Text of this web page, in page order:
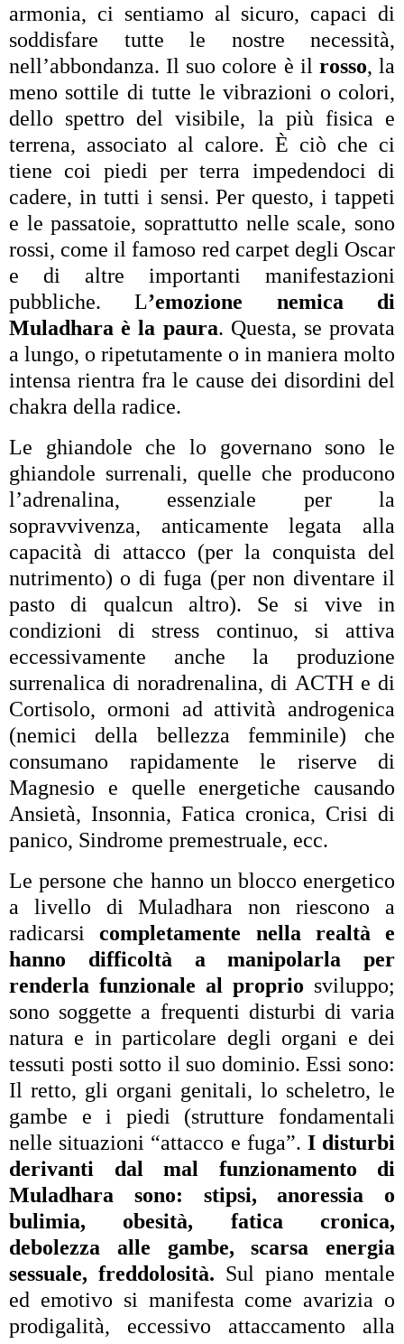
armonia, ci sentiamo al sicuro, capaci di
soddisfare tutte le nostre necessità,
nell’abbondanza. Il suo colore è il rosso, la
meno sottile di tutte le vibrazioni o colori,
dello spettro del visibile, la più fisica e
terrena, associato al calore. È ciò che ci
tiene coi piedi per terra impedendoci di
cadere, in tutti i sensi. Per questo, i tappeti
e le passatoie, soprattutto nelle scale, sono
rossi, come il famoso red carpet degli Oscar
e di altre importanti manifestazioni
pubbliche. L’emozione nemica di
Muladhara è la paura. Questa, se provata
a lungo, o ripetutamente o in maniera molto
intensa rientra fra le cause dei disordini del
chakra della radice.
Le ghiandole che lo governano sono le
ghiandole surrenali, quelle che producono
l’adrenalina, essenziale per la
sopravvivenza, anticamente legata alla
capacità di attacco (per la conquista del
nutrimento) o di fuga (per non diventare il
pasto di qualcun altro). Se si vive in
condizioni di stress continuo, si attiva
eccessivamente anche la produzione
surrenalica di noradrenalina, di ACTH e di
Cortisolo, ormoni ad attività androgenica
(nemici della bellezza femminile) che
consumano rapidamente le riserve di
Magnesio e quelle energetiche causando
Ansietà, Insonnia, Fatica cronica, Crisi di
panico, Sindrome premestruale, ecc.
Le persone che hanno un blocco energetico
a livello di Muladhara non riescono a
radicarsicompletamente nella realtà e
hanno difficoltà a manipolarla per
renderla funzionale al proprio sviluppo;
sono soggette a frequenti disturbi di varia
natura e in particolare degli organi e dei
tessuti posti sotto il suo dominio. Essi sono:
Il retto, gli organi genitali, lo scheletro, le
gambe e i piedi (strutture fondamentali
nelle situazioni “attacco e fuga”. I disturbi
derivanti dal mal funzionamento di
Muladhara sono: stipsi, anoressia o
bulimia, obesità, fatica cronica,
debolezza alle gambe, scarsa energia
sessuale, freddolosità. Sul piano mentale
ed emotivo si manifesta come avarizia o
prodigalità, eccessivo attaccamento alla